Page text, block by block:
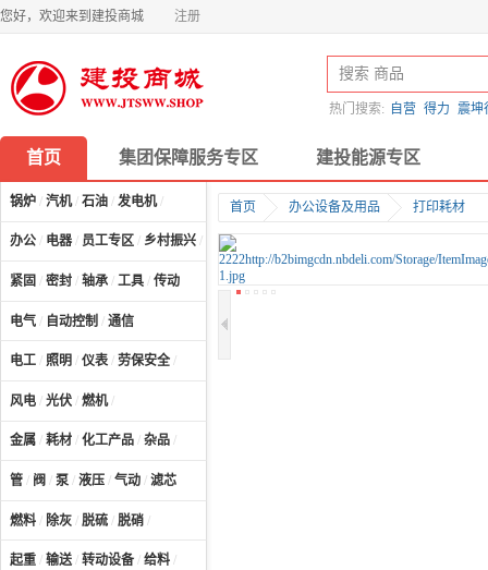
您好，欢迎来到建投商城 注册
热门搜索: 自营 得力 震坤
首页 集团保障服务专区 建投能源专区
锅炉 / 汽机/ 石油 / 发电机/
办公 / 电器 / 员工专区 / 乡村振兴 / 计算机及配件
紧固 / 密封 / 轴承 / 工具 / 传动
电气 / 自动控制 / 通信
电工 / 照明 / 仪表 / 劳保安全 /
风电 / 光伏 / 燃机/
金属 / 耗材 / 化工产品 / 杂品 /
管 / 阀 / 泵 / 液压 / 气动 / 滤芯
燃料 / 除灰 / 脱硫 / 脱硝 /
起重 / 输送/ 转动设备 / 给料 /
首页 办公设备及用品 打印耗材